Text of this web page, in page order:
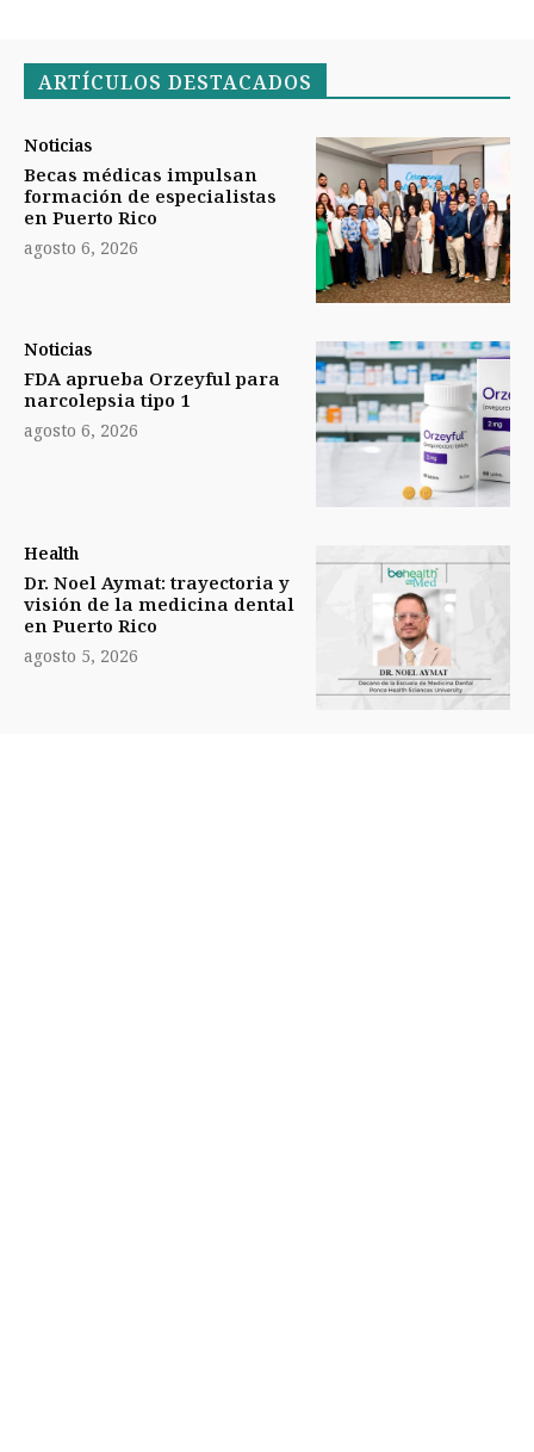
ARTÍCULOS DESTACADOS
Noticias
Becas médicas impulsan
formación de especialistas
en Puerto Rico
agosto 6, 2026
Noticias
FDA aprueba Orzeyful para
narcolepsia tipo 1
agosto 6, 2026
Health
Dr. Noel Aymat: trayectoria y
visión de la medicina dental
en Puerto Rico
agosto 5, 2026